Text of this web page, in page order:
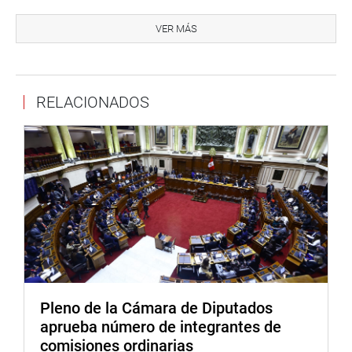
distrito del Valle de Alto Pauya, con capital en Nuevo
Loreto, mediante el Proyecto de Ley N.° 8292, que busca
CUSCO
En Cusco, el legislador Luis Aragón Carreño visitó la
Municipalidad Distrital de Huarocondo, donde se
comprometió a gestionar los recursos necesarios para
culminar el centro de salud local, el cual requiere de S/ 2.3
millones. El congresista organizó una mesa técnica con el
ministro de Salud y la alcaldesa de Huarocondo para
garantizar su pronta puesta en funcionamiento.
aniversario de la I.E. Julio César Benavente Díaz, Aragón
reafirmó su compromiso con la educación e informó que
gestionará ante el Gobierno Regional del Cusco la mejora
VER MÁS
RELACIONADOS
Pleno de la Cámara de Diputados
aprueba número de integrantes de
comisiones ordinarias